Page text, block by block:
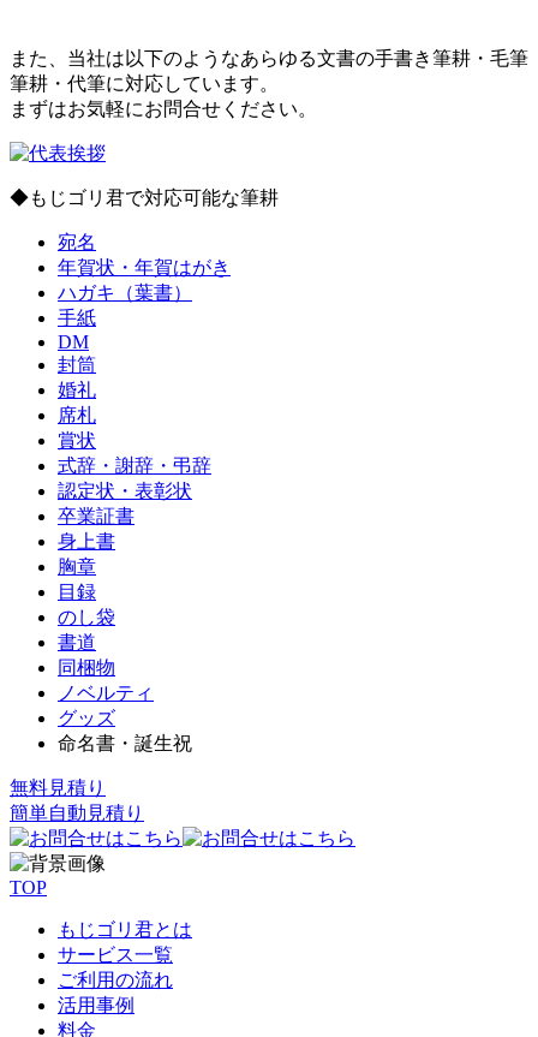
また、当社は以下のようなあらゆる文書の手書き筆耕・毛筆
筆耕・代筆に対応しています。
まずはお気軽にお問合せください。
◆もじゴリ君で対応可能な筆耕
宛名
年賀状・年賀はがき
ハガキ（葉書）
手紙
DM
封筒
婚礼
席札
賞状
式辞・謝辞・弔辞
認定状・表彰状
卒業証書
身上書
胸章
目録
のし袋
書道
同梱物
ノベルティ
グッズ
命名書・誕生祝
無料見積り
簡単自動見積り
TOP
もじゴリ君とは
サービス一覧
ご利用の流れ
活用事例
料金